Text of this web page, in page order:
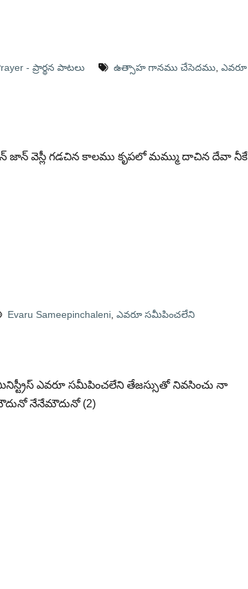
- ప్రార్థన పాటలు ఉత్సాహ గానము చేసెదము ఎవరూ
జాన్ వెస్లీ గడచిన కాలము కృపలో మమ్ము దాచిన దేవా నీకే
Evaru Sameepinchaleni ఎవరూ సమీపించలేని
ఎవరూ సమీపించలేని తేజస్సుతో నివసించు నా
నేనేమౌదునో (2)